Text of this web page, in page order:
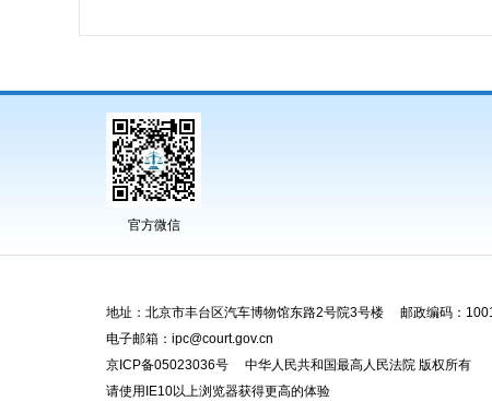
官方微信
地址：北京市丰台区汽车博物馆东路2号院3号楼 邮政编码：
电子邮箱：ipc@court.gov.cn
京ICP备05023036号 中华人民共和国最高人民法院 版权所有
请使用IE10以上浏览器获得更高的体验